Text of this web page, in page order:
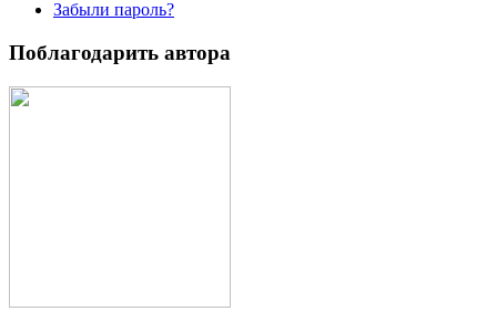
Забыли пароль?
Поблагодарить автора